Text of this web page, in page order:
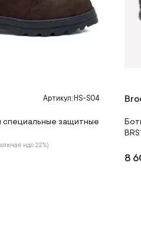
Артикул: HS-S04
специальные защитные
ндс 22%)
8